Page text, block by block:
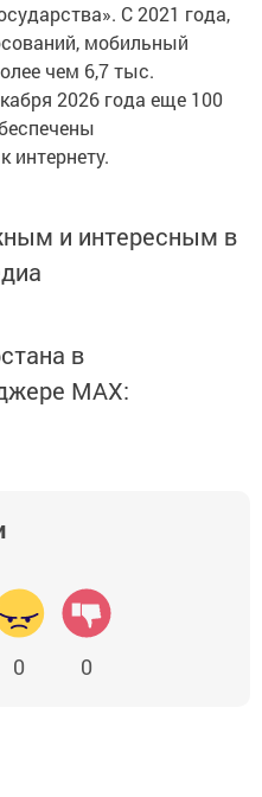
С 2021 года,
мобильный
чем 6,7 тыс.
2026 года еще 100
и интересным в
в
MАХ:
0 0